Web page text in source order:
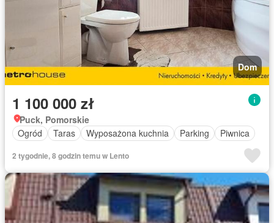
Dom
1 100 000 zł
Puck, Pomorskie
Ogród
Taras Wyposażona kuchnia Parking Piwnica
2 tygodnie, 8 godzin temu w Lento